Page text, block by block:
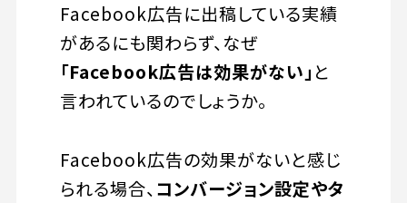
Facebook広告に出稿している実績
があるにも関わらず、なぜ
「Facebook広告は効果がない」 と
言われているのでしょうか。
Facebook広告の効果がないと感じ
られる場合、コンバージョン設定やタ